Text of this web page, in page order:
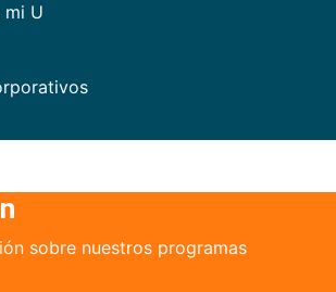
mi U
sobre nuestros programas